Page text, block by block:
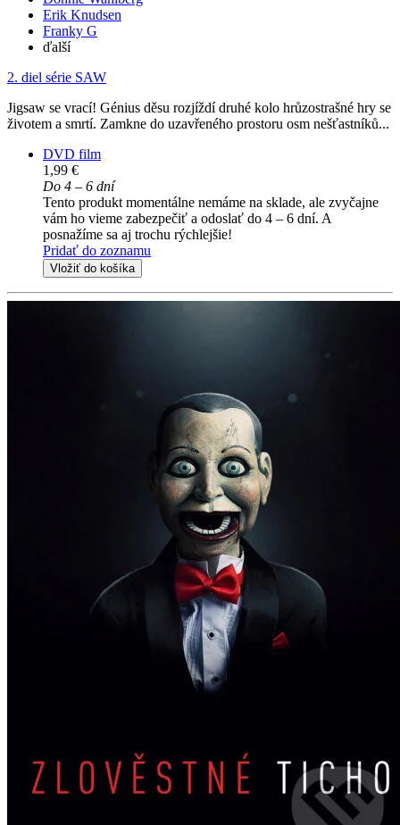
Erik Knudsen
Franky G
ďalší
2. diel série SAW
Jigsaw se vrací! Génius děsu rozjíždí druhé kolo hrůzostrašné hry se
životem a smrtí. Zamkne do uzavřeného prostoru osm nešťastníků...
DVD film
1,99 €
Do 4 – 6 dní
Tento produkt momentálne nemáme na sklade, ale zvyčajne
vám ho vieme zabezpečiť a odoslať do 4 – 6 dní. A
posnažíme sa aj trochu rýchlejšie!
Pridať do zoznamu
Vložiť do košíka